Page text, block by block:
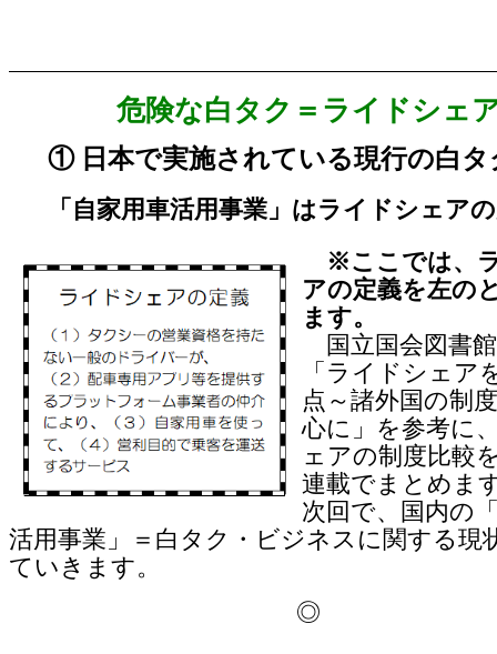
危険な白タク＝ライドシェ
① 日本で実施されている現行の白タ
「自家用車活用事業」はライドシェア
※ここでは、
アの定義を左の
ます。
国立国会図書
「ライドシェア
点～諸外国の制
心に」を参考に
ェアの制度比較
連載でまとめま
次回で、国内の
活用事業」＝白タク・ビジネスに関する現
ていきます。
◎